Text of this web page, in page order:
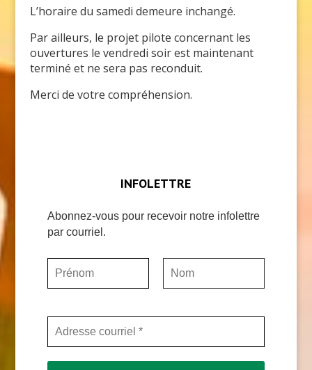
L’horaire du samedi demeure inchangé.
Par ailleurs, le projet pilote concernant les
ouvertures le vendredi soir est maintenant
terminé et ne sera pas reconduit.
Merci de votre compréhension.
INFOLETTRE
Abonnez-vous pour recevoir notre infolettre
par courriel.